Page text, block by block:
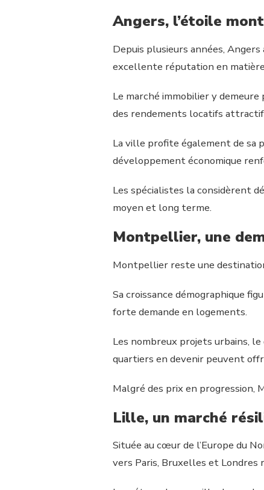
Angers, l’étoile
Depuis plusieurs années,
excellente réputation en
Le marché immobilier y
des rendements locatifs
La ville profite également de sa
développement économique
Les spécialistes la considèrent
moyen et long terme.
Montpellier, une
Montpellier reste une
Sa croissance démographique
forte demande en logements.
Les nombreux projets urbains,
quartiers en devenir peuvent
Malgré des prix en progression,
Lille, un marché
Située au cœur de l’Europe du
vers Paris, Bruxelles et